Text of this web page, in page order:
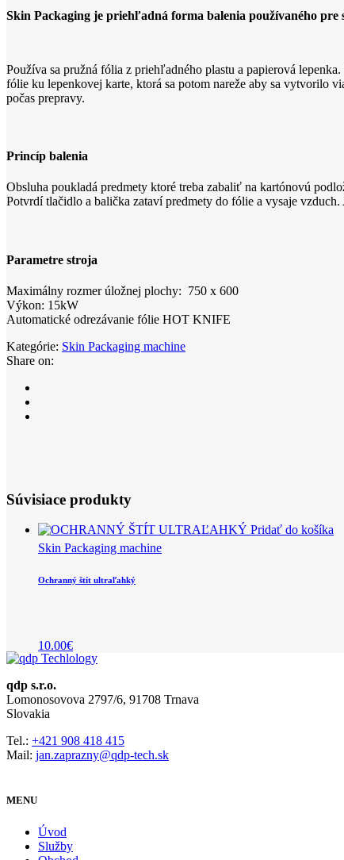
Skin Packaging je priehľadná forma balenia používaného pre
Používa sa pružná fólia z priehľadného plastu a papierová
fólie ku lepenkovej karte, ktorá sa potom nareže aby sa vytvorilo
počas prepravy.
Princíp balenia
Obsluha poukladá predmety ktoré treba zabaliť na kartónovú
Potvrdí tlačidlo a balička zataví predmety do fólie a vysaje
Parametre stroja
Maximálny rozmer úložnej plochy: 750 x 600
Výkon: 15kW
Automatické odrezávanie fólie HOT KNIFE
Kategórie: Skin Packaging machine
Share on:
Súvisiace produkty
Pridať do košíka
Skin Packaging machine
Ochranný štít ultraľahký
10.00€
qdp s.r.o.
Lomonosovova 2797/6, 91708 Trnava
Slovakia
Tel.: +421 908 418 415
Mail: jan.zaprazny@qdp-tech.sk
MENU
Úvod
Služby